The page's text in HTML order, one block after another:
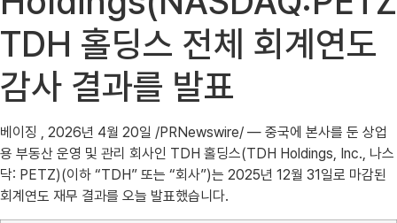
TDH 홀딩스 전체 회계연도
감사 결과를 발표
베이징 , 2026년 4월 20일 /PRNewswire/ — 중국에 본사를 둔 상업
용 부동산 운영 및 관리 회사인 TDH 홀딩스(TDH Holdings, Inc., 나스
닥: PETZ)(이하 “TDH” 또는 “회사”)는 2025년 12월 31일로 마감된
회계연도 재무 결과를 오늘 발표했습니다.